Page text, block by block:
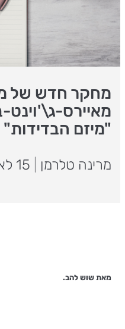
מחקר חדש של
מאיירס-
"מיזם
מרינה טלרמן
מאת שוש להב.